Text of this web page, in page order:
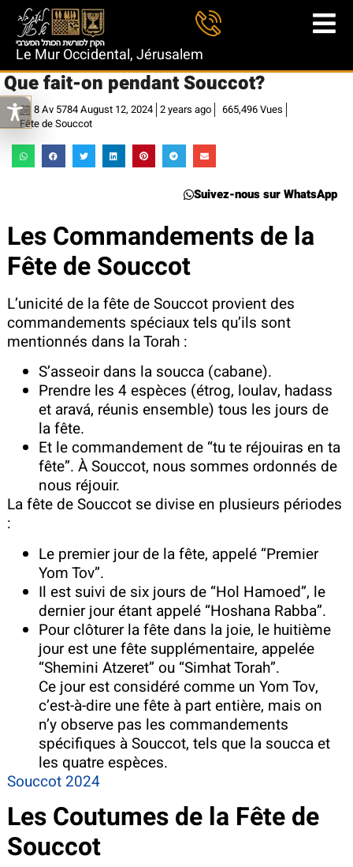
Le Mur Occidental, Jérusalem
Que fait-on pendant Souccot?
8 Av 5784 August 12, 2024 2 years ago
665,496 Vues
Fête de Souccot
Suivez-nous sur WhatsApp
Les Commandements de la
Fête de Souccot
L’unicité de la fête de Souccot provient des
commandements spéciaux tels qu’ils sont
mentionnés dans la Torah :
S’asseoir dans la soucca (cabane).
Prendre les 4 espèces (étrog, loulav, hadass
et aravá, réunis ensemble) tous les jours de
la fête.
Et le commandement de “tu te réjouiras en ta
fête”. À Souccot, nous sommes ordonnés de
nous réjouir.
La fête de Souccot se divise en plusieurs périodes
:
Le premier jour de la fête, appelé “Premier
Yom Tov”.
Il est suivi de six jours de “Hol Hamoed”, le
dernier jour étant appelé “Hoshana Rabba”.
Pour clôturer la fête dans la joie, le huitième
jour est une fête supplémentaire, appelée
“Shemini Atzeret” ou “Simhat Torah”.
Ce jour est considéré comme un Yom Tov,
c’est-à-dire une fête à part entière, mais on
n’y observe pas les commandements
spécifiques à Souccot, tels que la soucca et
les quatre espèces.
Souccot 2024
Les Coutumes de la Fête de
Souccot